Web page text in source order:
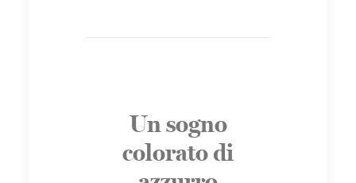
Un sogno
colorato di